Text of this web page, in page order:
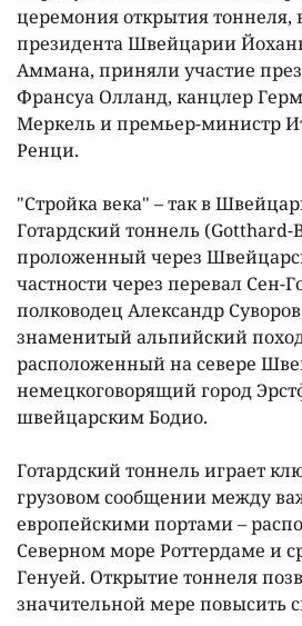
церемония открытия тоннеля,
президента Швейцарии
Аммана, приняли участие
Франсуа Олланд, канцлер
Меркель и премьер-министр
Ренци.
"Стройка века" – так в
Готардский тоннель (Gotthard-
проложенный через
частности через перевал Сен-
полководец Александр
знаменитый альпийский
расположенный на севере
немецкоговорящий город
швейцарским Бодио.
Готардский тоннель играет
грузовом сообщении между
европейскими портами –
Северном море Роттердаме и
Генуей. Открытие тоннеля
значительной мере повысить